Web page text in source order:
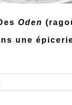
Oden
une